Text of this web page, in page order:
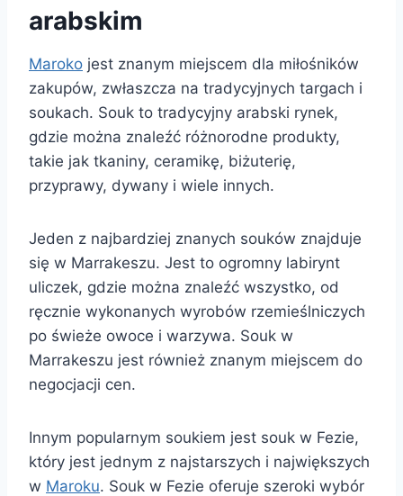
arabskim
Maroko jest znanym miejscem dla miłośników
zakupów, zwłaszcza na tradycyjnych targach i
soukach. Souk to tradycyjny arabski rynek,
gdzie można znaleźć różnorodne produkty,
takie jak tkaniny, ceramikę, biżuterię,
przyprawy, dywany i wiele innych.
Jeden z najbardziej znanych souków znajduje
się w Marrakeszu. Jest to ogromny labirynt
uliczek, gdzie można znaleźć wszystko, od
ręcznie wykonanych wyrobów rzemieślniczych
po świeże owoce i warzywa. Souk w
Marrakeszu jest również znanym miejscem do
negocjacji cen.
Innym popularnym soukiem jest souk w Fezie,
który jest jednym z najstarszych i największych
w Maroku. Souk w Fezie oferuje szeroki wybór